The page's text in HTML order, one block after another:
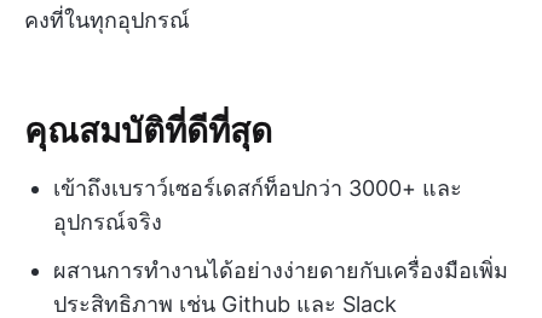
คงที่ในทุกอุปกรณ์
คุณสมบัติที่ดีที่สุด
เข้าถึงเบราว์เซอร์เดสก์ท็อปกว่า 3000+ และ
อุปกรณ์จริง
ผสานการทำงานได้อย่างง่ายดายกับเครื่องมือเพิ่ม
ประสิทธิภาพ เช่น Github และ Slack